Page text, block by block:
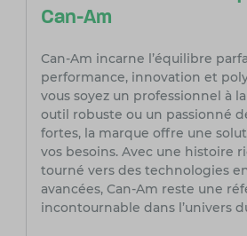
Can-Am
Can-Am incarne l’équilibre
performance, innovation et
vous soyez un professionnel à
outil robuste ou un passionné
fortes, la marque offre une
vos besoins. Avec une histoire
tourné vers des technologies
avancées, Can-Am reste une
incontournable dans l’univers